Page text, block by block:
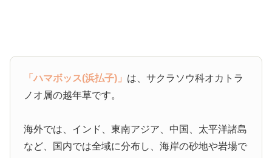
「ハマボッス(浜払子)」 は、サクラソウ科オカトラ
ノオ属の越年草です。
海外では、インド、東南アジア、中国、太平洋諸島
など、国内では全域に分布し、海岸の砂地や岩場で